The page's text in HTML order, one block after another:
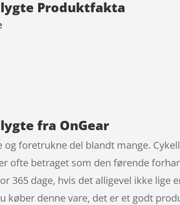
lygte Produktfakta
fra OnGear
foretrukne del blandt mange.
ofte betraget som den førende
365 dage, hvis det alligevel ikke lige
køber denne vare, det er et godt